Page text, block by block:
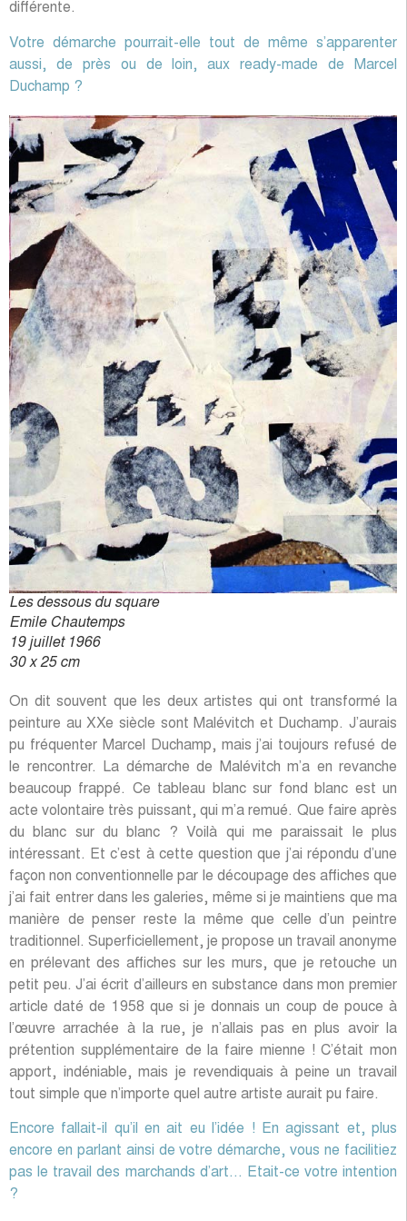
différente.
Votre démarche pourrait-elle tout de même s’apparenter
aussi, de près ou de loin, aux ready-made de Marcel
Duchamp ?
Les dessous du square
Emile Chautemps
19 juillet 1966
30 x 25 cm
On dit souvent que les deux artistes qui ont transformé la
peinture au XXe siècle sont Malévitch et Duchamp. J’aurais
pu fréquenter Marcel Duchamp, mais j’ai toujours refusé de
le rencontrer. La démarche de Malévitch m’a en revanche
beaucoup frappé. Ce tableau blanc sur fond blanc est un
acte volontaire très puissant, qui m’a remué. Que faire après
du blanc sur du blanc ? Voilà qui me paraissait le plus
intéressant. Et c’est à cette question que j’ai répondu d’une
façon non conventionnelle par le découpage des affiches que
j’ai fait entrer dans les galeries, même si je maintiens que ma
manière de penser reste la même que celle d’un peintre
traditionnel. Superficiellement, je propose un travail anonyme
en prélevant des affiches sur les murs, que je retouche un
petit peu. J’ai écrit d’ailleurs en substance dans mon premier
article daté de 1958 que si je donnais un coup de pouce à
l’œuvre arrachée à la rue, je n’allais pas en plus avoir la
prétention supplémentaire de la faire mienne ! C’était mon
apport, indéniable, mais je revendiquais à peine un travail
tout simple que n’importe quel autre artiste aurait pu faire.
Encore fallait-il qu’il en ait eu l’idée ! En agissant et, plus
encore en parlant ainsi de votre démarche, vous ne facilitiez
pas le travail des marchands d’art… Etait-ce votre intention
?